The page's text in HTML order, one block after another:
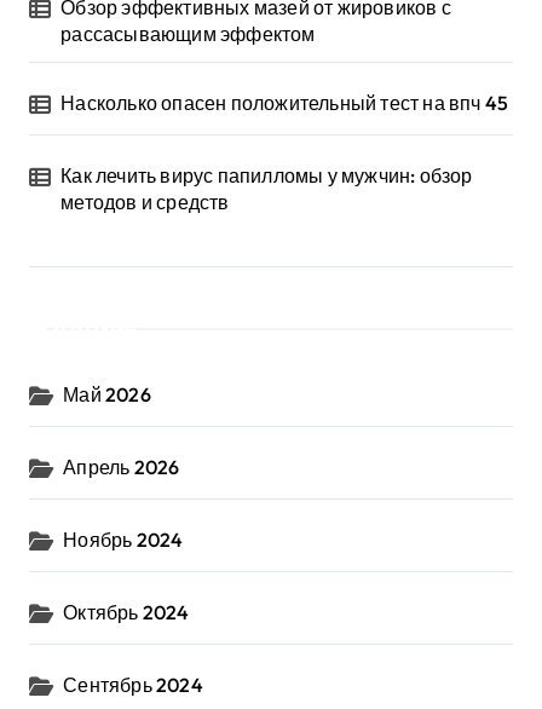
Обзор эффективных мазей от жировиков с
рассасывающим эффектом
Насколько опасен положительный тест на впч 45
Как лечить вирус папилломы у мужчин: обзор
методов и средств
Май 2026
Апрель 2026
Ноябрь 2024
Октябрь 2024
Сентябрь 2024